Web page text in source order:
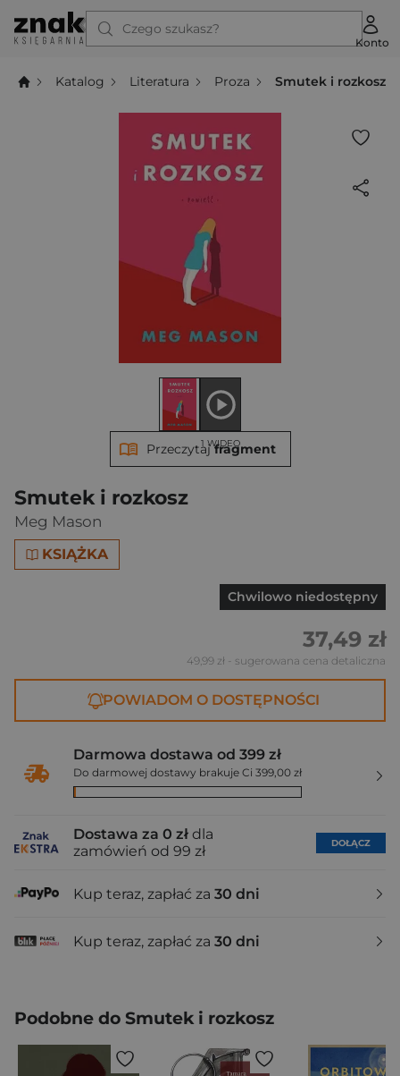
Czego szukasz?
Konto
Katalog Literatura Proza Smutek i rozkosz
Smutek i rozkosz
Meg Mason
KSIĄŻKA
1 WIDEO
Przeczytajfragment
Chwilowo niedostępny
37,49 zł
49,99 zł - sugerowana cena detaliczna
POWIADOM O DOSTĘPNOŚCI
Darmowa dostawa od 399 zł
Do darmowej dostawy brakuje Ci 399,00 zł
Dostawa za 0 zł dla
zamówień od 99 zł
DOŁĄCZ
Kup teraz, zapłać za 30 dni
Kup teraz, zapłać za 30 dni
Podobne do Smutek i rozkosz